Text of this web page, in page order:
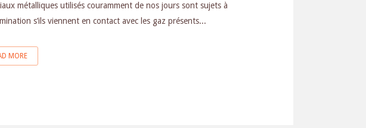
métalliques utilisés couramment de nos jours sont sujets à
s’ils viennent en contact avec les gaz présents...
MORE